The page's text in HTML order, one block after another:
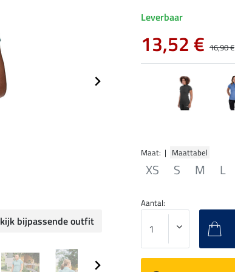
bijpassende outfit
Maat: | Maattabel
XS S M L
Leverbaar
13,52 € 16,90 €
Aantal: